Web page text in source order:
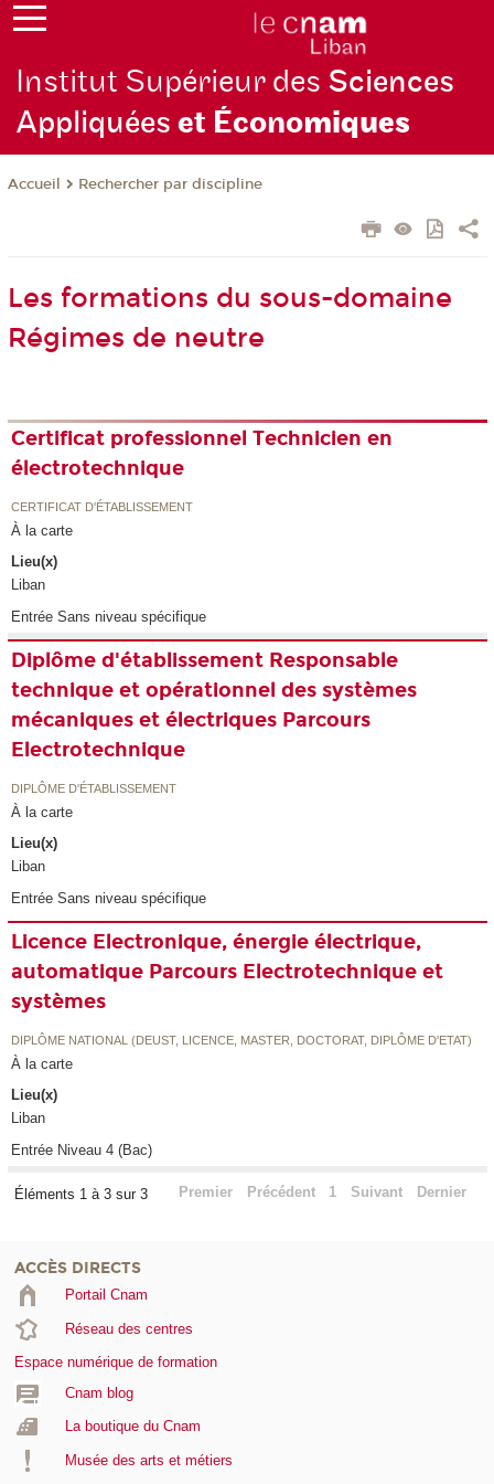
Institut Supérieur des Sciences
Appliquéeset Économiques
Accueil Rechercher par discipline
Les formations du sous-domaine
Régimes de neutre
Certificat professionnel Technicien en
électrotechnique
CERTIFICAT D'ÉTABLISSEMENT
À la carte
Lieu(x)
Liban
Entrée Sans niveau spécifique
Diplôme d'établissement Responsable
technique et opérationnel des systèmes
mécaniques et électriques Parcours
Electrotechnique
DIPLÔME D'ÉTABLISSEMENT
À la carte
Lieu(x)
Liban
Entrée Sans niveau spécifique
Licence Electronique, énergie électrique,
automatique Parcours Electrotechnique et
systèmes
DIPLÔME NATIONAL (DEUST, LICENCE, MASTER, DOCTORAT, DIPLÔME D'ETAT)
À la carte
Lieu(x)
Liban
Entrée Niveau 4 (Bac)
Éléments 1 à 3 sur 3 Premier Précédent 1 Suivant Dernier
ACCÈS DIRECTS
Portail Cnam
Réseau des centres
Espace numérique de formation
Cnam blog
La boutique du Cnam
Musée des arts et métiers